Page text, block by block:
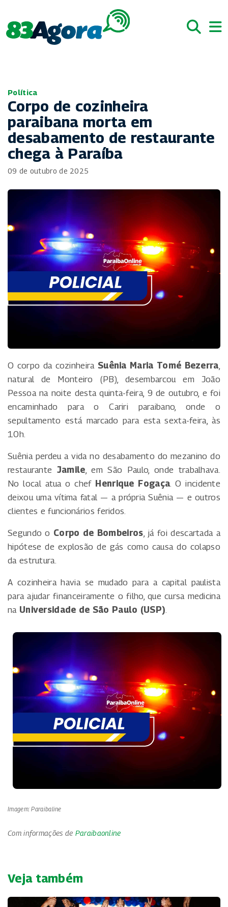
Política
Corpo de cozinheira
paraibana morta em
desabamento de restaurante
chega à Paraíba
09 de outubro de 2025
O corpo da cozinheira Suênia Maria Tomé Bezerra,
natural de Monteiro (PB), desembarcou em João
Pessoa na noite desta quinta-feira, 9 de outubro, e foi
encaminhado para o Cariri paraibano, onde o
sepultamento está marcado para esta sexta-feira, às
10h.
Suênia perdeu a vida no desabamento do mezanino do
restaurante Jamile, em São Paulo, onde trabalhava.
No local atua o chef Henrique Fogaça. O incidente
deixou uma vítima fatal — a própria Suênia — e outros
clientes e funcionários feridos.
Segundo o Corpo de Bombeiros, já foi descartada a
hipótese de explosão de gás como causa do colapso
da estrutura.
A cozinheira havia se mudado para a capital paulista
para ajudar financeiramente o filho, que cursa medicina
na Universidade de São Paulo (USP).
Imagem: Paraibaline
Com informações de Paraibaonline
Veja também